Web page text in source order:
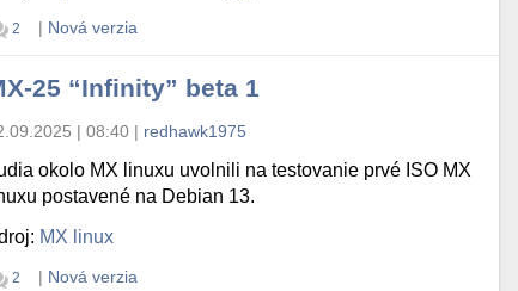
2 | Nová verzia
25 “Infinity” beta 1
| 08:40 | redhawk1975
okolo MX linuxu uvolnili na testovanie prvé ISO MX
postavené na Debian 13.
MX linux
2 | Nová verzia